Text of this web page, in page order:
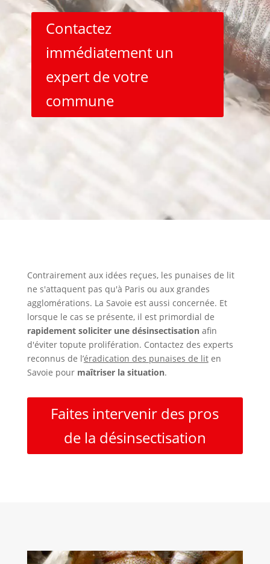
Contactez
immédiatement un
expert de votre
commune
Contrairement aux idées reçues, les punaises de lit
ne s'attaquent pas qu'à Paris ou aux grandes
agglomérations. La Savoie est aussi concernée. Et
lorsque le cas se présente, il est primordial de
rapidement soliciter une désinsectisationafin
d'éviter topute prolifération. Contactez des experts
reconnus de l’éradication des punaises de liten
Savoie pour maîtriser la situation.
Faites intervenir des pros
de la désinsectisation